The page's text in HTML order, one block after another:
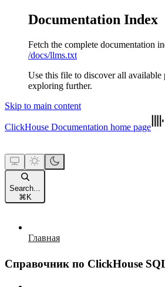
Documentation Index
Fetch the complete documentation
/docs/llms.txt
Use this file to discover all available
exploring further.
Skip to main content
ClickHouse Documentation home page
Search...
⌘ K
Главная
Справочник по ClickHouse